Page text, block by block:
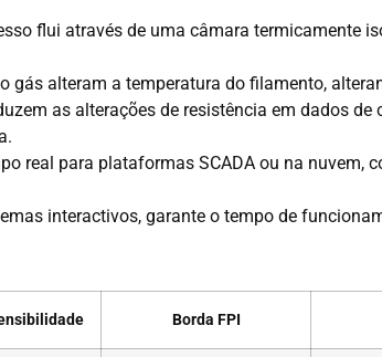
flui através de uma câmara termicamente
gás alteram a temperatura do filamento,
as alterações de resistência em dados
real para plataformas SCADA ou na nuvem,
interactivos, garante o tempo de
Borda FPI